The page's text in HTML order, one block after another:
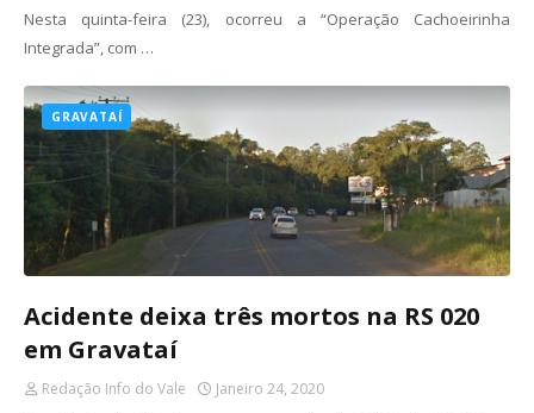
Nesta quinta-feira (23), ocorreu a “Operação Cachoeirinha
Integrada”, com …
GRAVATAÍ
Acidente deixa três mortos na RS 020
em Gravataí
Redação Info do Vale Janeiro 24, 2020